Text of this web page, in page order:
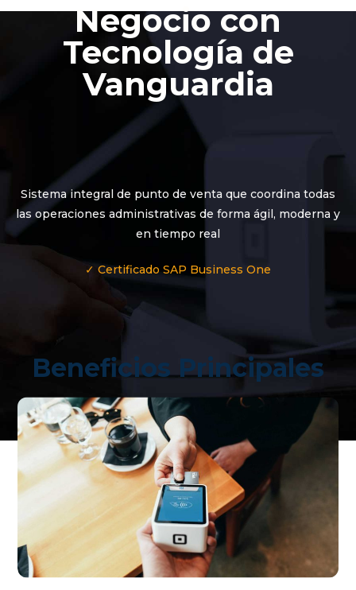
Negocio con
Tecnología de
Vanguardia
Sistema integral de punto de venta que coordina todas
las operaciones administrativas de forma ágil, moderna y
en tiempo real
✓ Certificado SAP Business One
Beneficios Principales